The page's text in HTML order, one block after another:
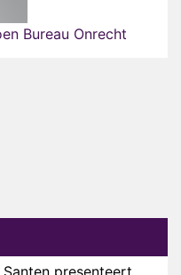
Bureau Onrecht